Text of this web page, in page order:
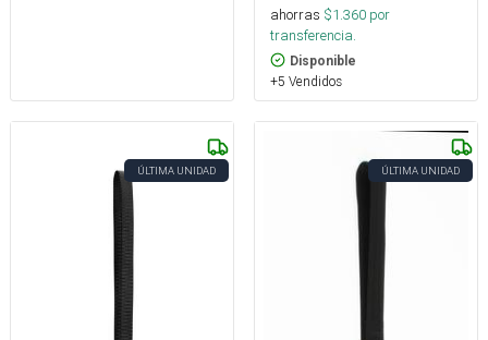
ahorras $1.360 por
transferencia.
Disponible
+5 Vendidos
ÚLTIMA UNIDAD ÚLTIMA UNIDAD